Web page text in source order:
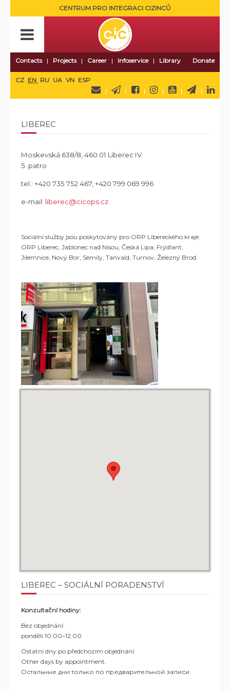
CENTRUM PRO INTEGRACI CIZINCŮ
Contacts Projects Career Infoservice Library Donate
CZ EN RU UA VN ESP
LIBEREC
Moskevská 638/8, 460 01 Liberec IV
5. patro
tel.: +420 735 752 467, +420 799 069 996
e-mail: liberec@cicops.cz
Sociální služby jsou poskytovány pro ORP Libereckého kraje:
ORP Liberec, Jablonec nad Nisou, Česká Lípa, Frýdlant,
Jilemnice, Nový Bor, Semily, Tanvald, Turnov, Železný Brod.
LIBEREC – SOCIÁLNÍ PORADENSTVÍ
Konzultační hodiny:
Bez objednání:
pondělí 10:00–12:00
Ostatní dny po předchozím objednání.
Other days by appointment.
Остальные дни только по предварительной записи.